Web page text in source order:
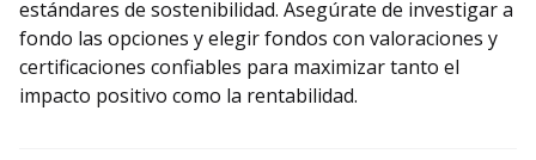
estándares de sostenibilidad. Asegúrate de investigar a
fondo las opciones y elegir fondos con valoraciones y
certificaciones confiables para maximizar tanto el
impacto positivo como la rentabilidad.